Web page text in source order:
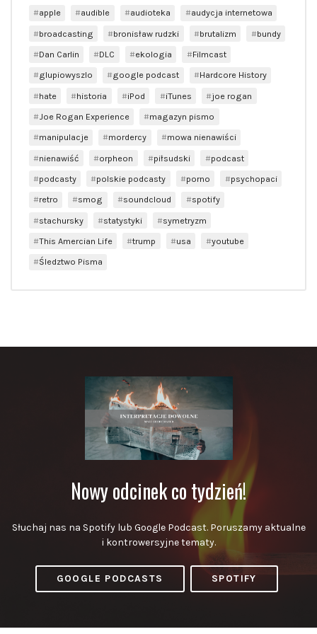
apple audible audioteka
audycja internetowa
broadcasting
bronisław rudzki brutalizm
bundy
Dan Carlin
DLC ekologia
Filmcast
glupiowyszlo
google podcast
Hardcore History
hate
historia iPod iTunes
joe rogan
Joe Rogan Experience
magazyn pismo
manipulacje
mordercy
mowa nienawiści
nienawiść
orpheon piłsudski
podcast
podcasty
polskie podcasty porno
psychopaci
retro
smog soundcloud
spotify
stachursky
statystyki
symetryzm
This Amercian Life
trump usa
youtube
Śledztwo Pisma
Nowy odcinek co tydzień!
Słuchaj nas na Spotify lub Google Podcast. Poruszamy aktualne
i kontrowersyjne tematy.
GOOGLE PODCASTS SPOTIFY